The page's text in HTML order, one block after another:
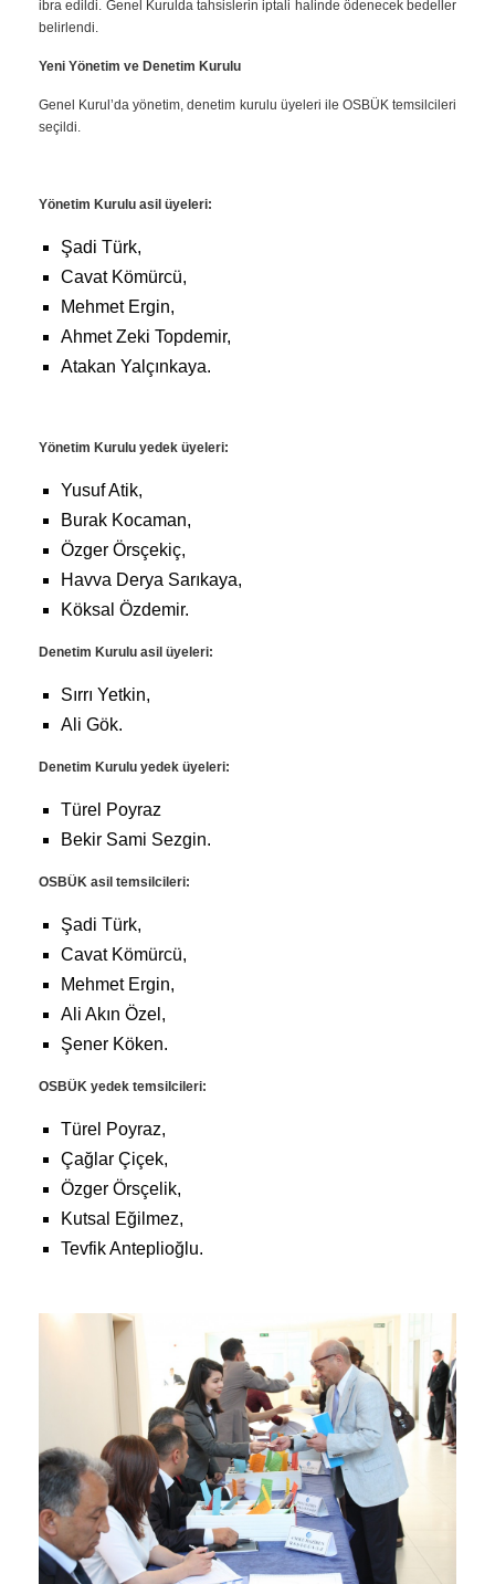
ibra edildi. Genel Kurulda tahsislerin iptali halinde ödenecek bedeller
belirlendi.
Yeni Yönetim ve Denetim Kurulu
Genel Kurul’da yönetim, denetim kurulu üyeleri ile OSBÜK temsilcileri
seçildi.
Yönetim Kurulu asil üyeleri:
Şadi Türk,
Cavat Kömürcü,
Mehmet Ergin,
Ahmet Zeki Topdemir,
Atakan Yalçınkaya.
Yönetim Kurulu yedek üyeleri:
Yusuf Atik,
Burak Kocaman,
Özger Örsçekiç,
Havva Derya Sarıkaya,
Köksal Özdemir.
Denetim Kurulu asil üyeleri:
Sırrı Yetkin,
Ali Gök.
Denetim Kurulu yedek üyeleri:
Türel Poyraz
Bekir Sami Sezgin.
OSBÜK asil temsilcileri:
Şadi Türk,
Cavat Kömürcü,
Mehmet Ergin,
Ali Akın Özel,
Şener Köken.
OSBÜK yedek temsilcileri:
Türel Poyraz,
Çağlar Çiçek,
Özger Örsçelik,
Kutsal Eğilmez,
Tevfik Anteplioğlu.